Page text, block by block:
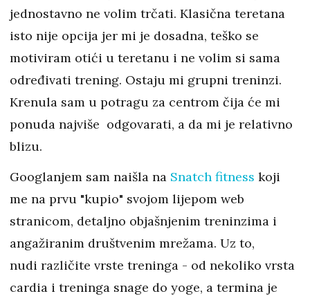
jednostavno ne volim trčati. Klasična teretana
isto nije opcija jer mi je dosadna, teško se
motiviram otići u teretanu i ne volim si sama
određivati trening. Ostaju mi grupni treninzi.
Krenula sam u potragu za centrom čija će mi
ponuda najviše odgovarati, a da mi je relativno
blizu.
Googlanjem sam naišla na Snatch fitness koji
me na prvu "kupio" svojom lijepom web
stranicom, detaljno objašnjenim treninzima i
angažiranim društvenim mrežama. Uz to,
nudi različite vrste treninga - od nekoliko vrsta
cardia i treninga snage do yoge, a termina je